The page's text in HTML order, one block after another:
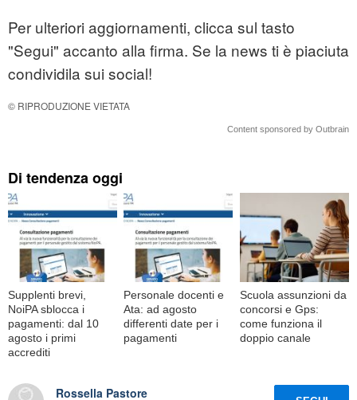
Per ulteriori aggiornamenti, clicca sul tasto
"Segui" accanto alla firma. Se la news ti è piaciuta
condividila sui social!
© RIPRODUZIONE VIETATA
Content sponsored by Outbrain
Di tendenza oggi
Supplenti brevi,
NoiPA sblocca i
pagamenti: dal 10
agosto i primi
accrediti
Personale docenti e
Ata: ad agosto
differenti date per i
pagamenti
Scuola assunzioni da
concorsi e Gps:
come funziona il
doppio canale
Rossella Pastore